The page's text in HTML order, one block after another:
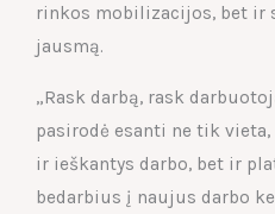
rinkos mobilizacijos, bet ir
jausmą.
„Rask darbą, rask
pasirodė esanti ne tik
ir ieškantys darbo, bet ir
bedarbius į naujus darbo